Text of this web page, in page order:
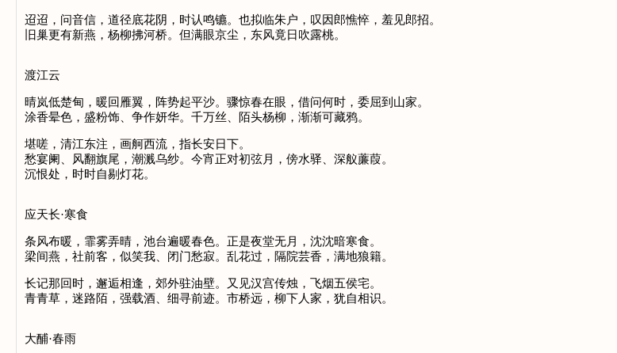
迢迢，问音信，道径底花阴，时认鸣镳。也拟临朱户，叹因郎憔悴，羞见郎招。
旧巢更有新燕，杨柳拂河桥。但满眼京尘，东风竟日吹露桃。
渡江云
晴岚低楚甸，暖回雁翼，阵势起平沙。骤惊春在眼，借问何时，委屈到山家。
涂香晕色，盛粉饰、争作妍华。千万丝、陌头杨柳，渐渐可藏鸦。
堪嗟，清江东注，画舸西流，指长安日下。
愁宴阑、风翻旗尾，潮溅乌纱。今宵正对初弦月，傍水驿、深舣薕葭。
沉恨处，时时自剔灯花。
应天长·寒食
条风布暖，霏雾弄晴，池台遍暖春色。正是夜堂无月，沈沈暗寒食。
梁间燕，社前客，似笑我、闭门愁寂。乱花过，隔院芸香，满地狼籍。
长记那回时，邂逅相逢，郊外驻油壁。又见汉宫传烛，飞烟五侯宅。
青青草，迷路陌，强载酒、细寻前迹。市桥远，柳下人家，犹自相识。
大酺·春雨